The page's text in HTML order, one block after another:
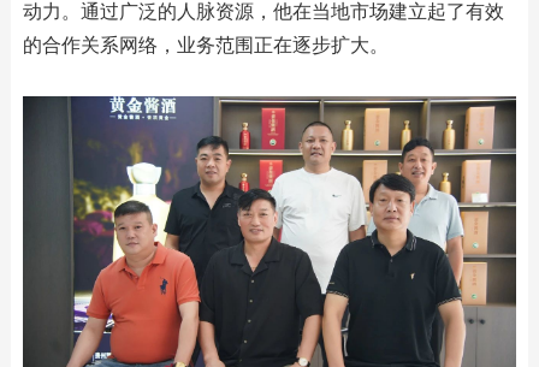
动力。通过广泛的人脉资源，他在当地市场建立起了有效
的合作关系网络，业务范围正在逐步扩大。